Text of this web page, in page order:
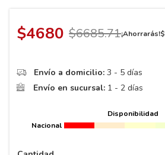
$4680 $6685.71¡Ahorrarás!$
Envío a domicilio: 3 - 5 días
Envío en sucursal: 1 - 2 días
Disponibilidad
Nacional
10.
265